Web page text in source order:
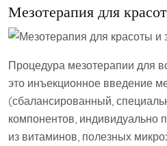
Мезотерапия для
Процедура мезотерапии для
это инъекционное введение
(сбалансированный,
компонентов, индивидуально
из витаминов, полезных